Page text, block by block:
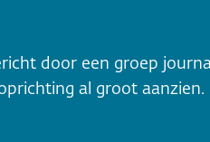
door een groep
al groot aanzien.